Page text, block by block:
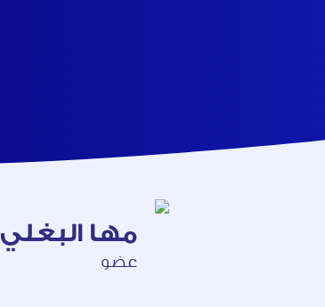
مها البغلي
عضو